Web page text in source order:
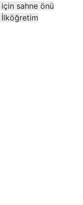
sahne önü